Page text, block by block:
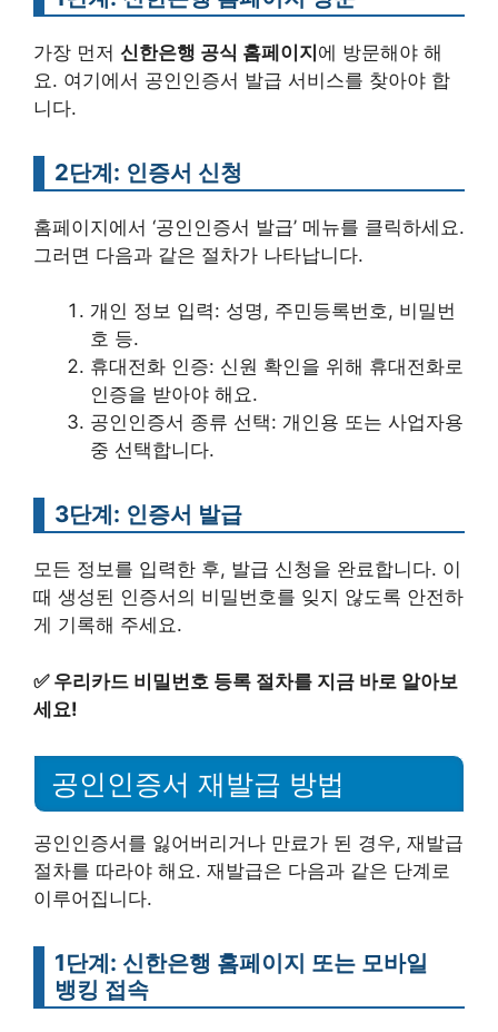
가장 먼저 신한은행 공식 홈페이지에 방문해야 해
요. 여기에서 공인인증서 발급 서비스를 찾아야 합
니다.
2단계: 인증서 신청
홈페이지에서 ‘공인인증서 발급’ 메뉴를 클릭하세요.
그러면 다음과 같은 절차가 나타납니다.
개인 정보 입력: 성명, 주민등록번호, 비밀번
호 등.
휴대전화 인증: 신원 확인을 위해 휴대전화로
인증을 받아야 해요.
공인인증서 종류 선택: 개인용 또는 사업자용
중 선택합니다.
3단계: 인증서 발급
모든 정보를 입력한 후, 발급 신청을 완료합니다. 이
때 생성된 인증서의 비밀번호를 잊지 않도록 안전하
게 기록해 주세요.
✅ 우리카드 비밀번호 등록 절차를 지금 바로 알아보
세요!
공인인증서 재발급 방법
공인인증서를 잃어버리거나 만료가 된 경우, 재발급
절차를 따라야 해요. 재발급은 다음과 같은 단계로
이루어집니다.
1단계: 신한은행 홈페이지 또는 모바일
뱅킹 접속